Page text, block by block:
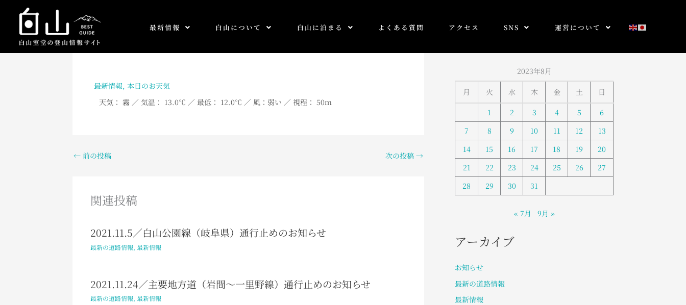
最新情報 白山について 白山に泊まる よくある質問 アクセス SNS 運営について
最新情報, 本日のお天気
天気： 霧 ／ 気温： 13.0℃ ／ 最低： 12.0℃ ／ 風：弱い ／ 視程： 50ｍ
← 前の投稿 次の投稿 →
関連投稿
2021.11.5／白山公園線（岐阜県）通行止めのお知らせ
最新の道路情報, 最新情報
2021.11.24／主要地方道（岩間～一里野線）通行止めのお知らせ
最新の道路情報, 最新情報
2023年8月
月 火 水 木 金 土
日
1
2 3 4 5
6
7
8 9 10 11 12
13
14
15 16 17 18 19
20
21
22 23 24 25 26
27
28
29 30 31
« 7月 9月 »
アーカイブ
お知らせ
最新の道路情報
最新情報